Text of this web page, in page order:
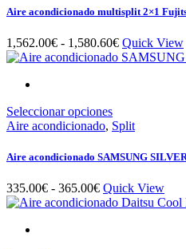
múltiples
variantes.
Las
opciones
se
en
la
página
de
producto
Aire acondicionado multisplit 2×1
1,562.00€ - 1,580.60€Rango
de
1,580.60€
Quick View
Seleccionar opcionesEste
producto
múltiples
Las
opciones
se
Aire acondicionado, Split
Aire acondicionado SAMSUNG
335.00€ - 365.00€Rango
de
Quick View